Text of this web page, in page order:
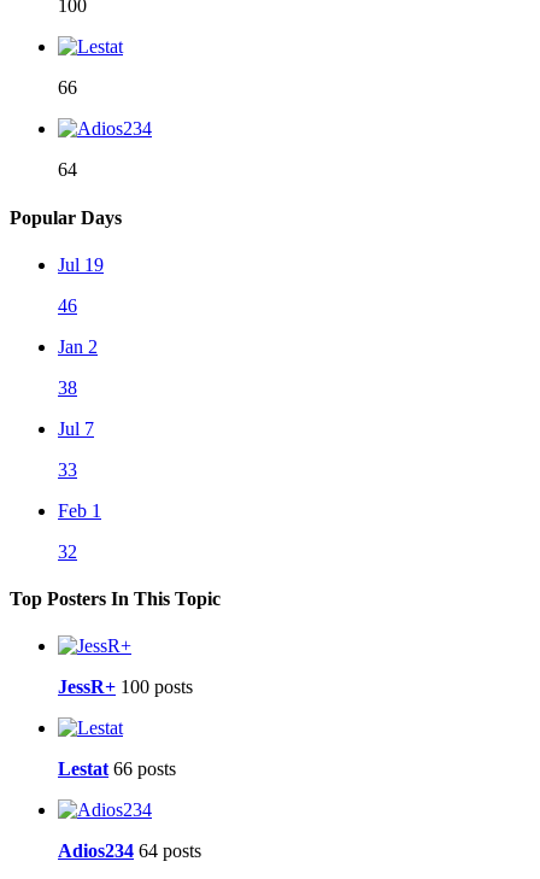
100
66
64
Popular Days
Jul 19
46
Jan 2
38
Jul 7
33
Feb 1
32
Top Posters In This Topic
JessR+ 100 posts
Lestat 66 posts
Adios234 64 posts